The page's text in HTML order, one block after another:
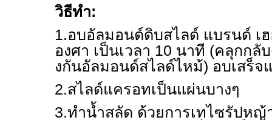
วิธีทำ:
1.อบอัลมอนด์ดิบสไลด์ แบรนด์
องศา เป็นเวลา 10 นาที (คลุกกลั
งกันอัลมอนด์สไลด์ไหม้) อบเสร็จ
2.สไลด์แครอทเป็นแผ่นบางๆ
3.ทำน้ำสลัด ด้วยการเทไซรัปห